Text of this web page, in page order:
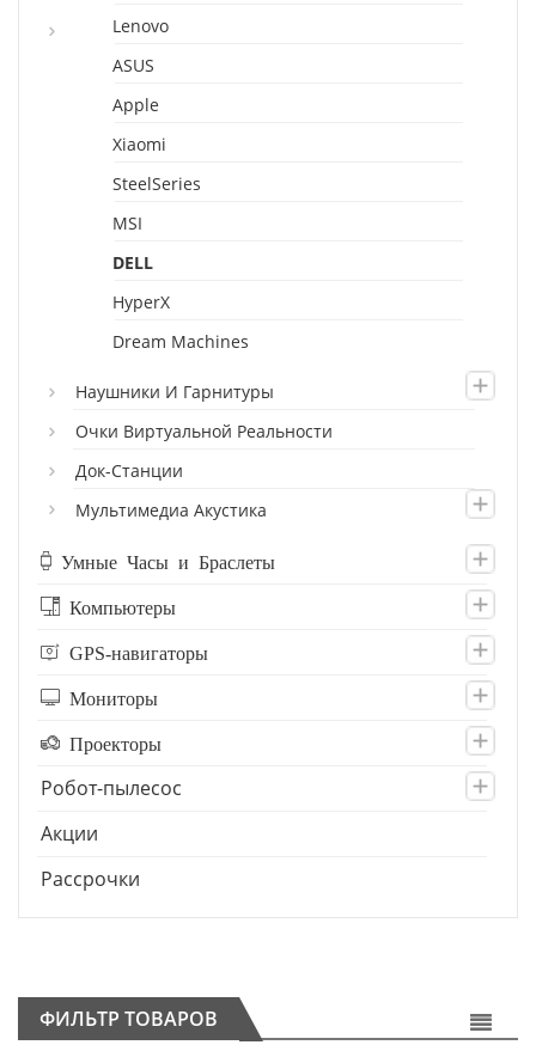
Lenovo
ASUS
Apple
Xiaomi
SteelSeries
MSI
DELL
HyperX
Dream Machines
Наушники И Гарнитуры
Очки Виртуальной Реальности
Док-Станции
Мультимедиа Акустика
Умные Часы и Браслеты
Компьютеры
GPS-навигаторы
Мониторы
Проекторы
Робот-пылесос
Акции
Рассрочки
ФИЛЬТР ТОВАРОВ